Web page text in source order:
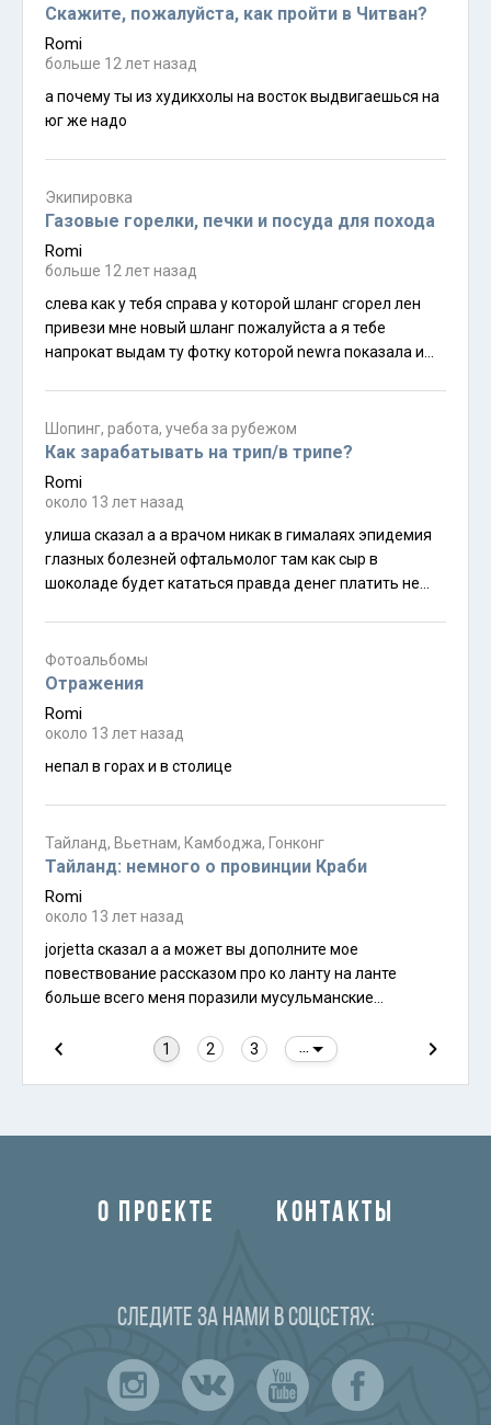
Скажите, пожалуйста, как пройти в Читван?
Romi
больше 12 лет назад
а почему ты из худикхолы на восток выдвигаешься на
юг же надо
Экипировка
Газовые горелки, печки и посуда для похода
Romi
больше 12 лет назад
слева как у тебя справа у которой шланг сгорел лен
привези мне новый шланг пожалуйста а я тебе
напрокат выдам ту фотку которой newra показала и
Шопинг, работа, учеба за рубежом
Как зарабатывать на трип/в трипе?
Romi
около 13 лет назад
улиша сказал а а врачом никак в гималаях эпидемия
глазных болезней офтальмолог там как сыр в
шоколаде будет кататься правда денег платить не
денег будет немножко мой друг во время чеченских
войн работал проктологом в моздоке денег там не
платили но из всех подарков которых он не съел
остались отара табун и свинарник обналичив их друг
Фотоальбомы
Отражения
Romi
около 13 лет назад
непал в горах и в столице
Тайланд, Вьетнам, Камбоджа, Гонконг
Тайланд: немного о провинции Краби
Romi
около 13 лет назад
jorjetta сказал а а может вы дополните мое
повествование рассказом про ко ланту на ланте
больше всего меня поразили мусульманские
штук гоняющие на одном мотоцикле и европейки топ
1 2 3
О ПРОЕКТЕ КОНТАКТЫ
Следите за нами в соцсетях: